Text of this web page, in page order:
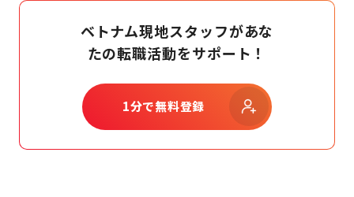
ベトナム現地スタッフがあな
たの転職活動をサポート！
1分で無料登録